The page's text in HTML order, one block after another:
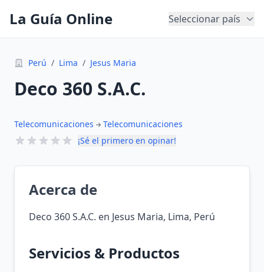
La Guía Online Seleccionar país
Perú / Lima / Jesus Maria
Deco 360 S.A.C.
Telecomunicaciones
Telecomunicaciones
¡Sé el primero en opinar!
Acerca de
Deco 360 S.A.C. en Jesus Maria, Lima, Perú
Servicios & Productos